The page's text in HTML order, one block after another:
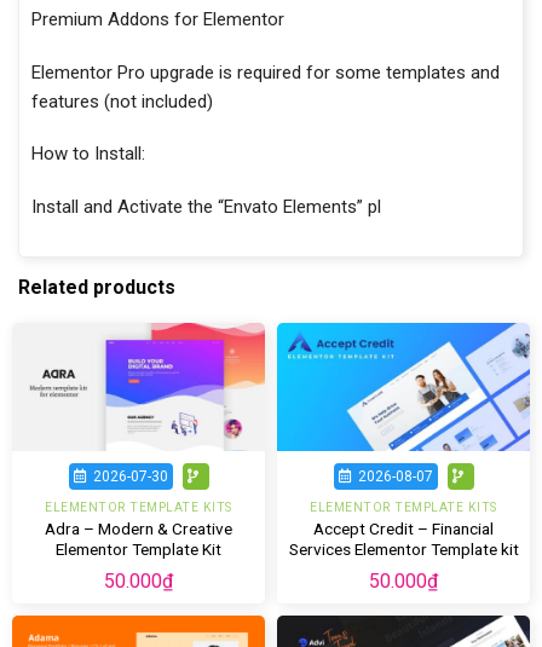
Premium Addons for Elementor
Elementor Pro upgrade is required for some templates and
features (not included)
How to Install:
Install and Activate the “Envato Elements” pl
Related products
2026-07-30
ELEMENTOR TEMPLATE KITS
Adra – Modern & Creative
Elementor Template Kit
50.000₫
2026-08-07
ELEMENTOR TEMPLATE KITS
Accept Credit – Financial
Services Elementor Template kit
50.000₫